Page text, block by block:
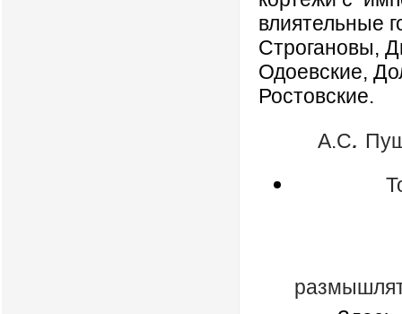
влиятельные
Строгановы,
Одоевские,
Ростовские.
А.С.